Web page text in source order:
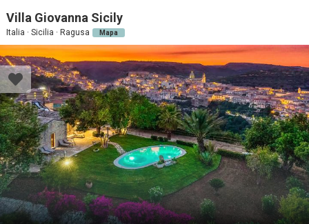
Villa Giovanna Sicily
Italia · Sicilia · Ragusa Mapa